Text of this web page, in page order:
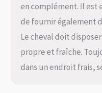
en complément. Il est
de fournir également
Le cheval doit
propre et fraîche.
dans un endroit frais,